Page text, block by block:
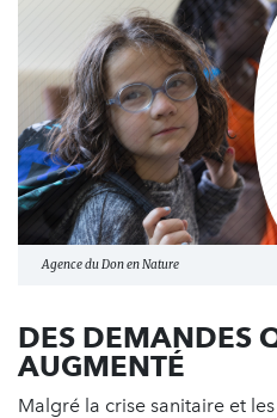
Agence du Don en Nature
DES DEMANDES
AUGMENTÉ
Malgré la crise sanitaire et